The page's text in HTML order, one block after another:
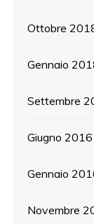
Ottobre
Gennaio
Settembre
Giugno 2016
Gennaio
Novembre